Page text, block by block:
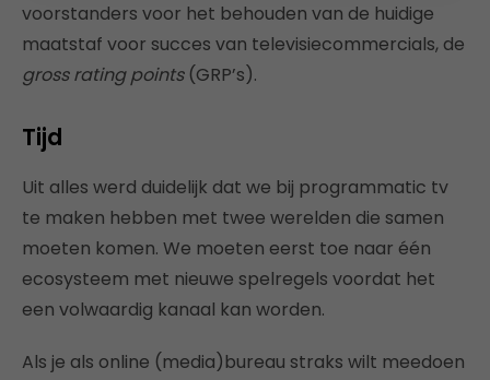
voorstanders voor het behouden van de huidige
maatstaf voor succes van televisiecommercials, de
gross rating points(GRP’s).
Tijd
Uit alles werd duidelijk dat we bij programmatic tv
te maken hebben met twee werelden die samen
moeten komen. We moeten eerst toe naar één
ecosysteem met nieuwe spelregels voordat het
een volwaardig kanaal kan worden.
Als je als online (media)bureau straks wilt meedoen